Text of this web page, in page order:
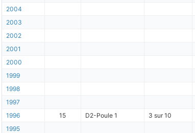
2004
2003
2002
2001
2000
1999
1998
1997
1996
15 D2-Poule 1 3 sur 10
1995